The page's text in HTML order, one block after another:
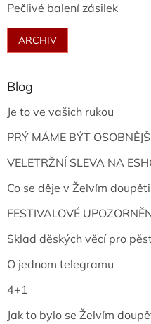
Pečlivé balení zásilek
ARCHIV
Blog
Je to ve vašich rukou
PRÝ MÁME BÝT
VELETRŽNÍ SLEVA NA
Co se děje v Želvím
FESTIVALOVÉ
Sklad děských věcí pro
O jednom telegramu
4+1
Jak to bylo se Želvím